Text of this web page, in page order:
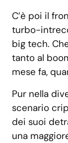
C’è poi il
turbo-
big tech.
tanto al
mese fa,
Pur nella
scenario
dei suoi
una